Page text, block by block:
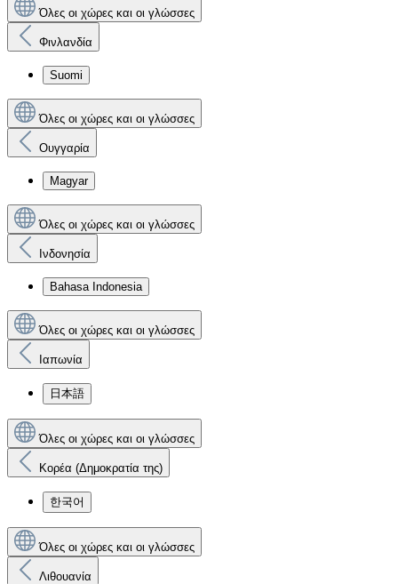
Όλες οι χώρες και οι γλώσσες
Φινλανδία
Suomi
Όλες οι χώρες και οι γλώσσες
Ουγγαρία
Magyar
Όλες οι χώρες και οι γλώσσες
Ινδονησία
Bahasa Indonesia
Όλες οι χώρες και οι γλώσσες
Ιαπωνία
日本語
Όλες οι χώρες και οι γλώσσες
Κορέα (Δημοκρατία της)
한국어
Όλες οι χώρες και οι γλώσσες
Λιθουανία